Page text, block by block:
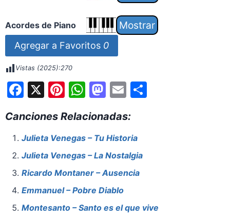
Acordes de Piano
Agregar a Favoritos 0
Vistas (2025):270
F
c
e
b
o
o
k
X Pi
er
e
st
W
at
s
A
p
p
M
st
o
d
o
n
E
ai
l
S
Canciones Relacionadas:
Julieta Venegas – Tu Historia
Julieta Venegas – La Nostalgia
Ricardo Montaner – Ausencia
Emmanuel – Pobre Diablo
Montesanto – Santo es el que vive